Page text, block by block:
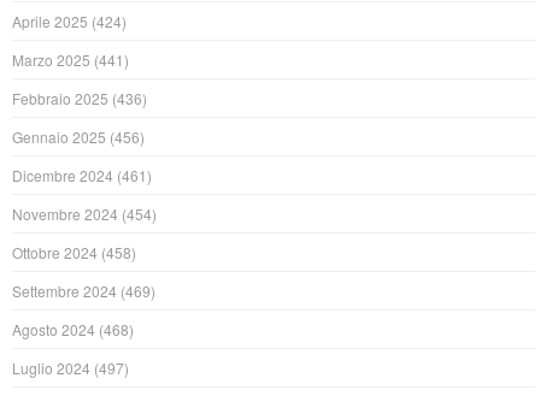
Aprile 2025 (424)
Marzo 2025 (441)
Febbraio 2025 (436)
Gennaio 2025 (456)
Dicembre 2024 (461)
Novembre 2024 (454)
Ottobre 2024 (458)
Settembre 2024 (469)
Agosto 2024 (468)
Luglio 2024 (497)